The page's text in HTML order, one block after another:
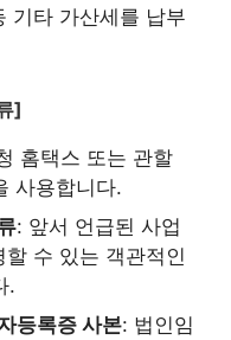
기타 가산세를 납부
]
홈택스 또는 관할
사용합니다.
: 앞서 언급된 사업
수 있는 객관적인
.
등록증 사본: 법인임